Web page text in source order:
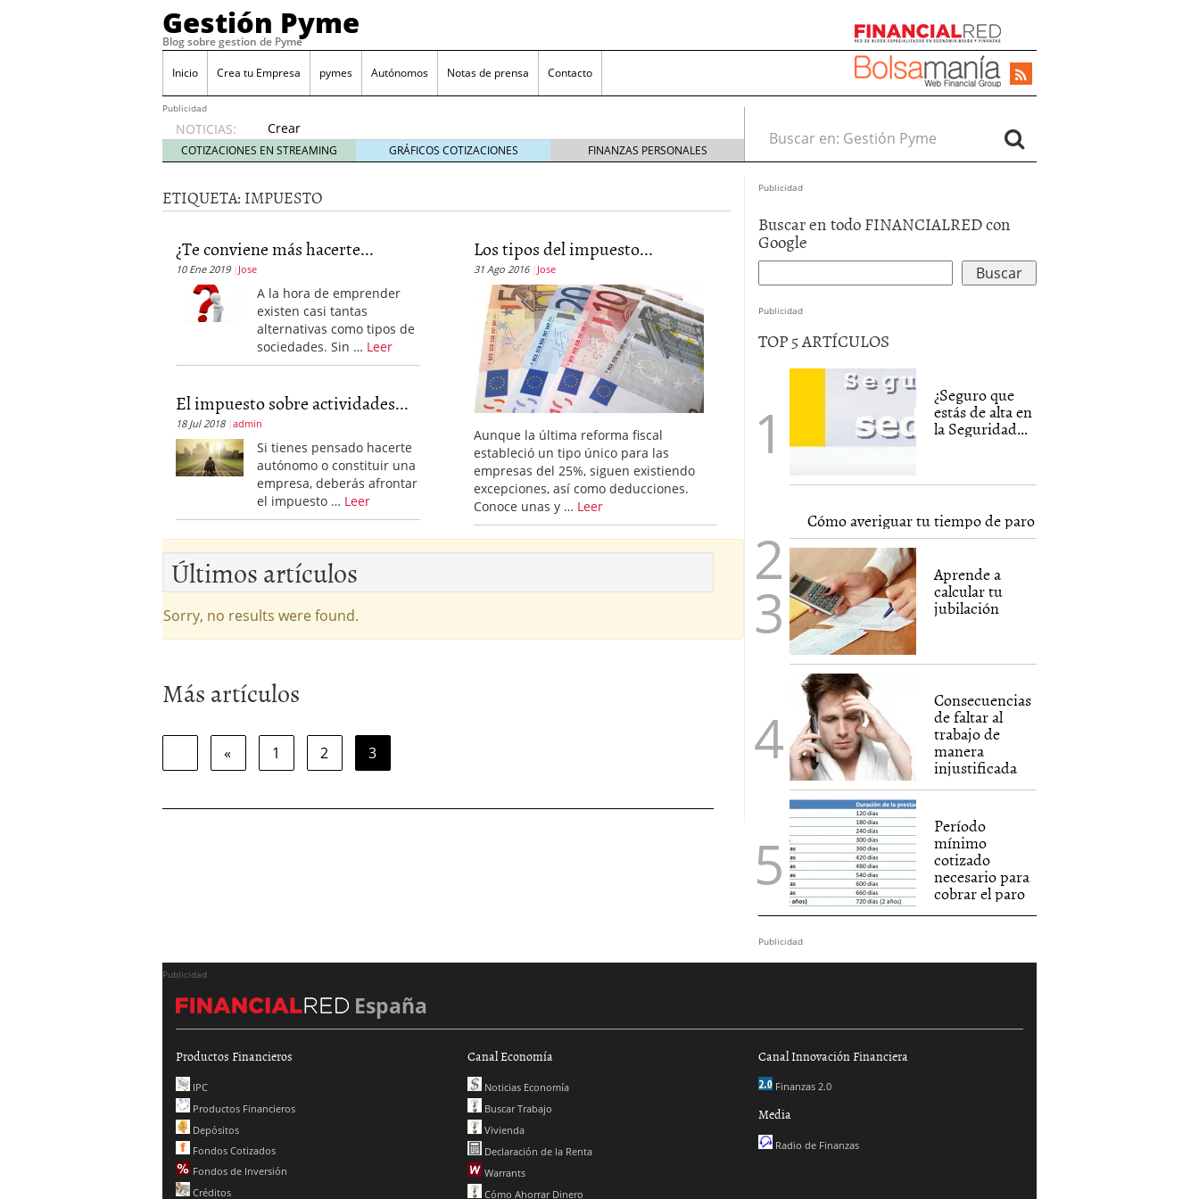
Gestión Pyme
Blog sobre gestion de Pyme
Inicio Crea tu Empresa pymes Autónomos Notas de prensa Contacto
Publicidad
NOTICIAS:
Crear
empresa
online vs
tradicional:
ventajas
para
mayo 29,
2026
Sobres de cartón: una inversión rentable para las pymes que venden online
septiembre 4, 2025
Cómo convertir tu negocio en un ecommerce exitoso junio 20, 2025
Los CRM: Impulsores de la Transformación Empresarial mayo 14, 2025
Reubicación internacional: guía rápida para trasladar empleados sin
errores abril 10, 2025
COTIZACIONES EN STREAMING GRÁFICOS COTIZACIONES FINANZAS PERSONALES
Buscar en:
ETIQUETA: IMPUESTO
¿Te conviene más hacerte...
10 Ene 2019 Jose
A la hora de emprender
existen casi tantas
alternativas como tipos de
sociedades. Sin … Leer
El impuesto sobre actividades...
18 Jul 2018 admin
Si tienes pensado hacerte
autónomo o constituir una
empresa, deberás afrontar
el impuesto … Leer
Los tipos del impuesto...
31 Ago 2016 Jose
Aunque la última reforma fiscal
estableció un tipo único para las
empresas del 25%, siguen existiendo
excepciones, así como deducciones.
Conoce unas y … Leer
Últimos artículos
Sorry, no results were found.
Más artículos
« 1 2 3
Publicidad
Buscar en todo FINANCIALRED con
Google
Publicidad
TOP 5 ARTÍCULOS
¿Seguro que
estás de alta en
la Seguridad...
Cómo averiguar tu tiempo de paro
Aprende a
calcular tu
jubilación
Consecuencias
de faltar al
trabajo de
manera
injustificada
Período
mínimo
cotizado
necesario para
cobrar el paro
Publicidad
Publicidad
España
Productos Financieros
IPC
Productos Financieros
Depósitos
Fondos Cotizados
Fondos de Inversión
Créditos
Canal Economía
Noticias Economía
Buscar Trabajo
Vivienda
Declaración de la Renta
Warrants
Cómo Ahorrar Dinero
Canal Innovación Financiera
Finanzas 2.0
Media
Radio de Finanzas